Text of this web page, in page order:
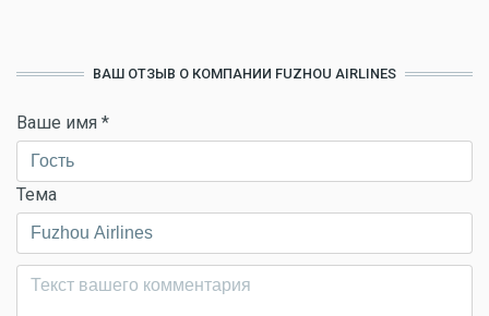
ВАШ ОТЗЫВ О КОМПАНИИ FUZHOU AIRLINES
Ваше имя *
Тема
Комментарий*